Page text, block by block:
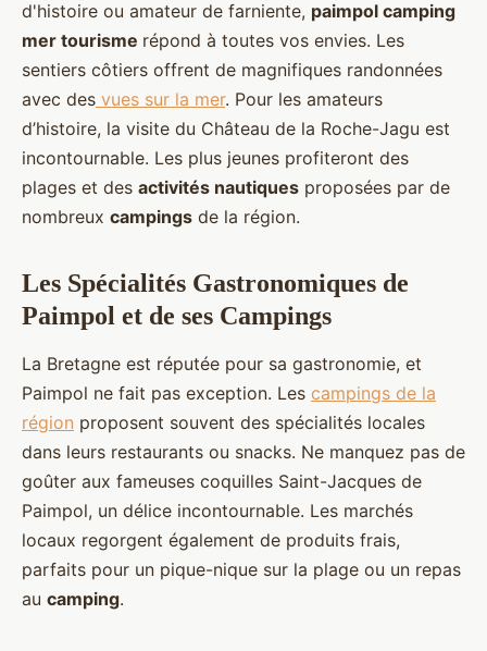
d'histoire ou amateur de farniente, paimpol camping
mer tourisme répond à toutes vos envies. Les
sentiers côtiers offrent de magnifiques randonnées
avec des vues sur la mer. Pour les amateurs
d’histoire, la visite du Château de la Roche-Jagu est
incontournable. Les plus jeunes profiteront des
plages et des activités nautiques proposées par de
nombreux campings de la région.
Les Spécialités Gastronomiques de
Paimpol et de ses Campings
La Bretagne est réputée pour sa gastronomie, et
Paimpol ne fait pas exception. Les campings de la
région proposent souvent des spécialités locales
dans leurs restaurants ou snacks. Ne manquez pas de
goûter aux fameuses coquilles Saint-Jacques de
Paimpol, un délice incontournable. Les marchés
locaux regorgent également de produits frais,
parfaits pour un pique-nique sur la plage ou un repas
au camping.